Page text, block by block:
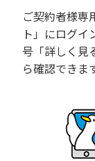
ご契約者様専
ト」にログ
号「詳しく見
ら確認できま